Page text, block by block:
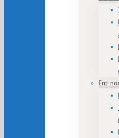
Enti